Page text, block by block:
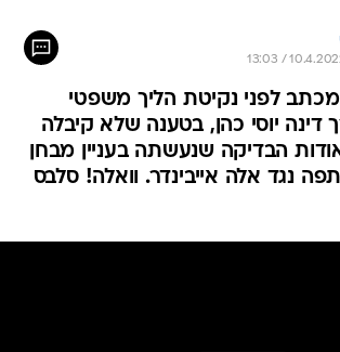
לפני נקיטת הליך משפטי
דינה יוסי כהן, בטענה שלא קיבלה
הבדיקה שנעשתה בעניין מבחן
נגד אלה אייבינדר. וואלה! סלבס